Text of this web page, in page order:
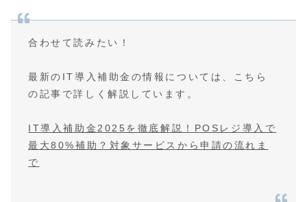
合わせて読みたい！
最新のIT導入補助金の情報については、こちら
の記事で詳しく解説しています。
IT導入補助金2025を徹底解説！POSレジ導入で
最大80%補助？対象サービスから申請の流れま
で